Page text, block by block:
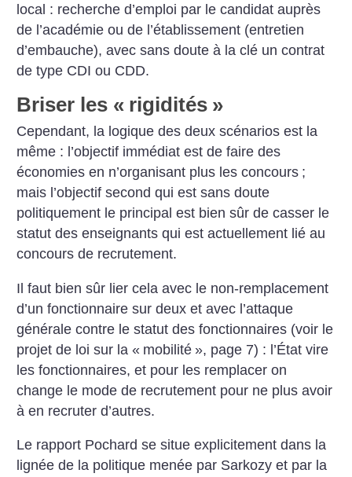
local : recherche d’emploi par le candidat auprès
de l’académie ou de l’établissement (entretien
d’embauche), avec sans doute à la clé un contrat
de type CDI ou CDD.
Briser les « rigidités »
Cependant, la logique des deux scénarios est la
même : l’objectif immédiat est de faire des
économies en n’organisant plus les concours ;
mais l’objectif second qui est sans doute
politiquement le principal est bien sûr de casser le
statut des enseignants qui est actuellement lié au
concours de recrutement.
Il faut bien sûr lier cela avec le non-remplacement
d’un fonctionnaire sur deux et avec l’attaque
générale contre le statut des fonctionnaires (voir le
projet de loi sur la « mobilité », page 7) : l’État vire
les fonctionnaires, et pour les remplacer on
change le mode de recrutement pour ne plus avoir
à en recruter d’autres.
Le rapport Pochard se situe explicitement dans la
lignée de la politique menée par Sarkozy et par la